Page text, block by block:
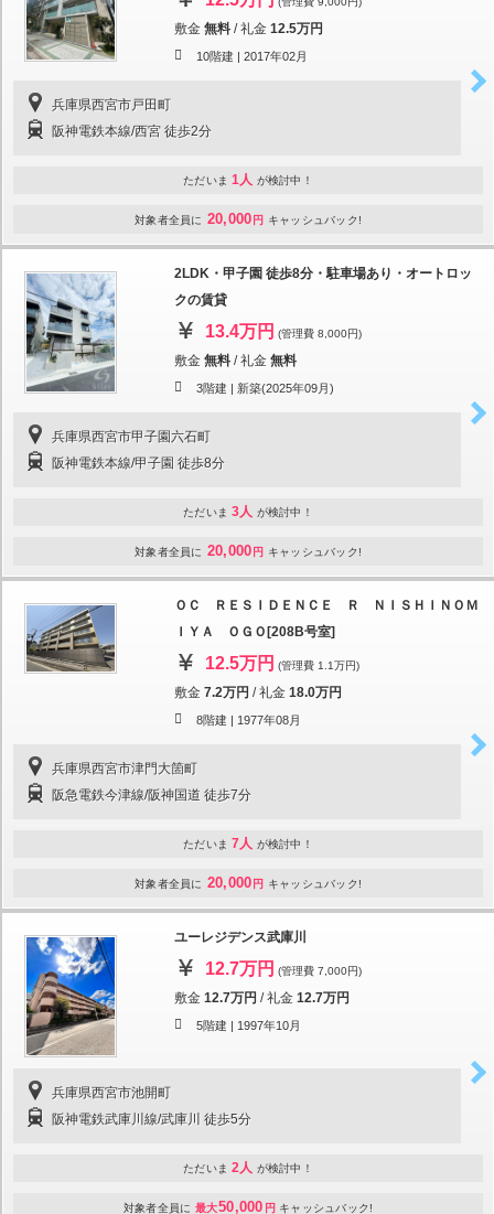
敷金 無料 /礼金 12.5万円
10階建 | 2017年02月
兵庫県西宮市戸田町
阪神電鉄本線/西宮 徒歩2分
ただいま 1人 が検討中！
対象者全員に 20,000 円 キャッシュバック!
2LDK・甲子園 徒歩8分・駐車場あり・オートロッ
クの賃貸
13.4万円 (管理費 8,000円)
敷金 無料 /礼金 無料
3階建 | 新築(2025年09月)
兵庫県西宮市甲子園六石町
阪神電鉄本線/甲子園 徒歩8分
ただいま 3人 が検討中！
対象者全員に 20,000 円 キャッシュバック!
ＯＣ ＲＥＳＩＤＥＮＣＥ Ｒ ＮＩＳＨＩＮＯＭ
ＩＹＡ ＯＧＯ[208B号室]
12.5万円 (管理費 1.1万円)
敷金 7.2万円 /礼金 18.0万円
8階建 | 1977年08月
兵庫県西宮市津門大箇町
阪急電鉄今津線/阪神国道 徒歩7分
ただいま 7人 が検討中！
対象者全員に 20,000 円 キャッシュバック!
ユーレジデンス武庫川
12.7万円 (管理費 7,000円)
敷金 12.7万円 /礼金 12.7万円
5階建 | 1997年10月
兵庫県西宮市池開町
阪神電鉄武庫川線/武庫川 徒歩5分
ただいま 2人 が検討中！
対象者全員に 最大50,000 円 キャッシュバック!